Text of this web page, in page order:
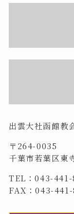
出雲大社函館教
〒264-0035
千葉市若葉区東
TEL：043-441-
FAX：043-